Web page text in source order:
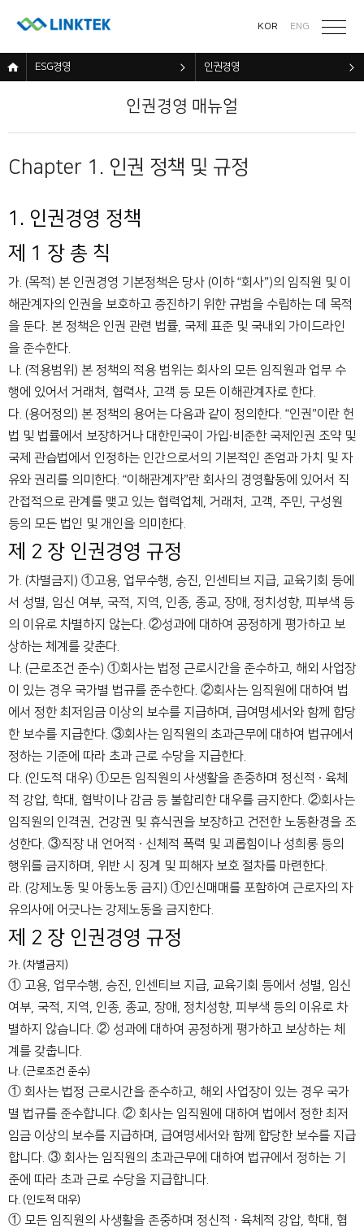
KOR ENG
ESG경영 인권경영
인권경영 매뉴얼
Chapter 1. 인권 정책 및 규정
1. 인권경영 정책
제 1 장 총 칙
가. (목적) 본 인권경영 기본정책은 당사 (이하 “회사”)의 임직원 및 이
해관계자의 인권을 보호하고 증진하기 위한 규범을 수립하는 데 목적
을 둔다. 본 정책은 인권 관련 법률, 국제 표준 및 국내외 가이드라인
을 준수한다.
나. (적용범위) 본 정책의 적용 범위는 회사의 모든 임직원과 업무 수
행에 있어서 거래처, 협력사, 고객 등 모든 이해관계자로 한다.
다. (용어정의) 본 정책의 용어는 다음과 같이 정의한다. “인권”이란 헌
법 및 법률에서 보장하거나 대한민국이 가입∙비준한 국제인권 조약 및
국제 관습법에서 인정하는 인간으로서의 기본적인 존엄과 가치 및 자
유와 권리를 의미한다. “이해관계자”란 회사의 경영활동에 있어서 직
간접적으로 관계를 맺고 있는 협력업체, 거래처, 고객, 주민, 구성원
등의 모든 법인 및 개인을 의미한다.
제 2 장 인권경영 규정
가. (차별금지) ①고용, 업무수행, 승진, 인센티브 지급, 교육기회 등에
서 성별, 임신 여부, 국적, 지역, 인종, 종교, 장애, 정치성향, 피부색 등
의 이유로 차별하지 않는다. ②성과에 대하여 공정하게 평가하고 보
상하는 체계를 갖춘다.
나. (근로조건 준수) ①회사는 법정 근로시간을 준수하고, 해외 사업장
이 있는 경우 국가별 법규를 준수한다. ②회사는 임직원에 대하여 법
에서 정한 최저임금 이상의 보수를 지급하며, 급여명세서와 함께 합당
한 보수를 지급한다. ③회사는 임직원의 초과근무에 대하여 법규에서
정하는 기준에 따라 초과 근로 수당을 지급한다.
다. (인도적 대우) ①모든 임직원의 사생활을 존중하며 정신적 ∙ 육체
적 강압, 학대, 협박이나 감금 등 불합리한 대우를 금지한다. ②회사는
임직원의 인격권, 건강권 및 휴식권을 보장하고 건전한 노동환경을 조
성한다. ③직장 내 언어적 ∙ 신체적 폭력 및 괴롭힘이나 성희롱 등의
행위를 금지하며, 위반 시 징계 및 피해자 보호 절차를 마련한다.
라. (강제노동 및 아동노동 금지) ①인신매매를 포함하여 근로자의 자
유의사에 어긋나는 강제노동을 금지한다.
제 2 장 인권경영 규정
가. (차별금지)
① 고용, 업무수행, 승진, 인센티브 지급, 교육기회 등에서 성별, 임신
여부, 국적, 지역, 인종, 종교, 장애, 정치성향, 피부색 등의 이유로 차
별하지 않습니다. ② 성과에 대하여 공정하게 평가하고 보상하는 체
계를 갖춥니다.
나. (근로조건 준수)
① 회사는 법정 근로시간을 준수하고, 해외 사업장이 있는 경우 국가
별 법규를 준수합니다. ② 회사는 임직원에 대하여 법에서 정한 최저
임금 이상의 보수를 지급하며, 급여명세서와 함께 합당한 보수를 지급
합니다. ③ 회사는 임직원의 초과근무에 대하여 법규에서 정하는 기
준에 따라 초과 근로 수당을 지급합니다.
다. (인도적 대우)
① 모든 임직원의 사생활을 존중하며 정신적 ∙ 육체적 강압, 학대, 협